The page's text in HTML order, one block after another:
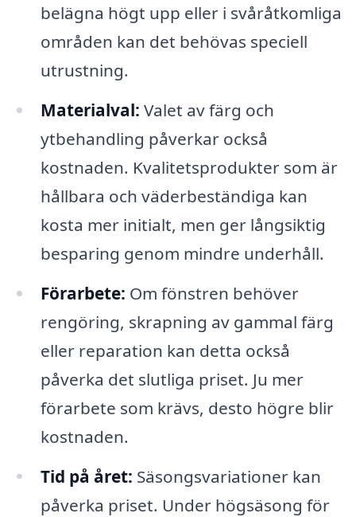
belägna högt upp eller i svåråtkomliga
områden kan det behövas speciell
utrustning.
Materialval: Valet av färg och
ytbehandling påverkar också
kostnaden. Kvalitetsprodukter som är
hållbara och väderbeständiga kan
kosta mer initialt, men ger långsiktig
besparing genom mindre underhåll.
Förarbete: Om fönstren behöver
rengöring, skrapning av gammal färg
eller reparation kan detta också
påverka det slutliga priset. Ju mer
förarbete som krävs, desto högre blir
kostnaden.
Tid på året: Säsongsvariationer kan
påverka priset. Under högsäsong för